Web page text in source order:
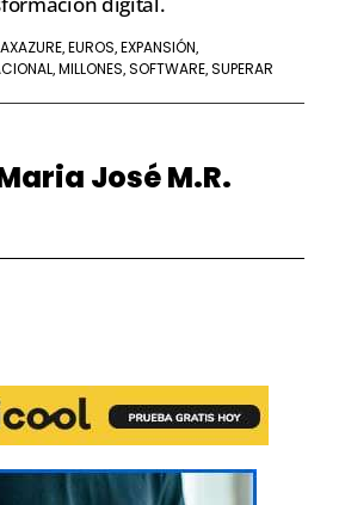
,AXAZURE ,EUROS ,EXPANSIÓN
,MILLONES ,SOFTWARE ,SUPERAR
José M.R.